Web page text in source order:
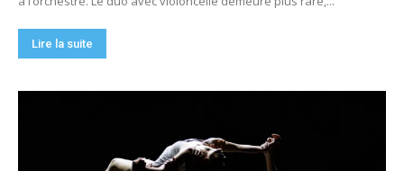
Lire la suite